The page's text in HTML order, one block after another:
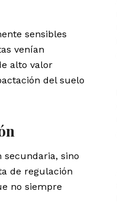
sensibles
venían
alto valor
del suelo
secundaria, sino
de regulación
no siempre